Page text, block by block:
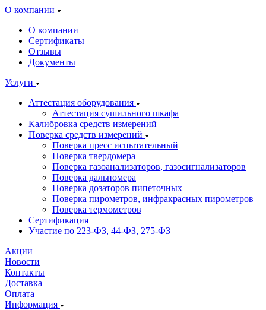
О компании
О компании
Сертификаты
Отзывы
Документы
Услуги
Аттестация оборудования
Аттестация сушильного шкафа
Калибровка средств измерений
Поверка средств измерений
Поверка пресс испытательный
Поверка твердомера
Поверка газоанализаторов, газосигнализаторов
Поверка дальномера
Поверка дозаторов пипеточных
Поверка пирометров, инфракрасных пирометров
Поверка термометров
Сертификация
Участие по 223-ФЗ, 44-ФЗ, 275-ФЗ
Акции
Новости
Контакты
Доставка
Оплата
Информация